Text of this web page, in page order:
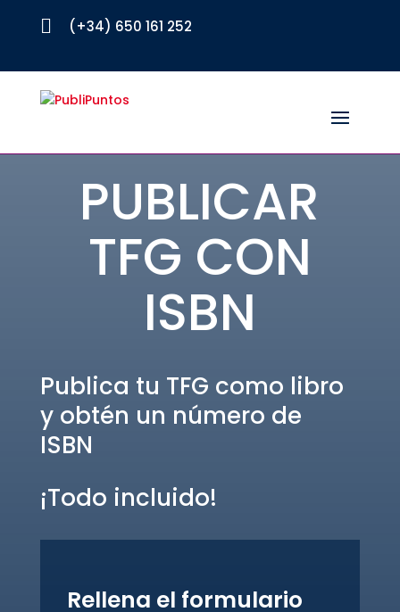
 (+34) 650 161 252
PUBLICAR
TFG CON
ISBN
Publica tu TFG como libro
y obtén un número de
ISBN
¡Todo incluido!
Rellena el formulario